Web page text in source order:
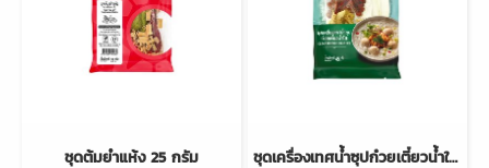
ชุดต้มยำแห้ง 25 กรัม ชุดเครื่องเทศน้ำซุปก๋วยเตี๋ยวน้ำใส 45 กรัม